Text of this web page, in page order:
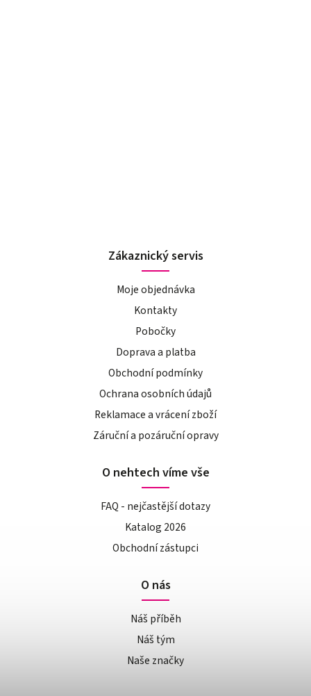
Zákaznický servis
Moje objednávka
Kontakty
Pobočky
Doprava a platba
Obchodní podmínky
Ochrana osobních údajů
Reklamace a vrácení zboží
Záruční a pozáruční opravy
O nehtech víme vše
FAQ - nejčastější dotazy
Katalog 2026
Obchodní zástupci
O nás
Náš příběh
Náš tým
Naše značky